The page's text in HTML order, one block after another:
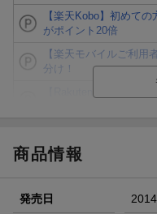
【楽天Kobo】初めて
がポイント20倍
【楽天モバイルご利用
分け！
が当たる！
楽天モバイル紹介キャ
商品情報
発売日